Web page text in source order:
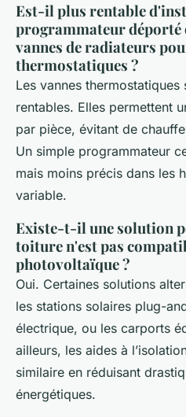
Est-il plus rentable
programmateur déporté
vannes de radiateurs
thermostatiques ?
Les vannes
rentables. Elles permettent
par pièce, évitant de
Un simple programmateur
mais moins précis dans les
variable.
Existe-t-il une solution
toiture n'est pas
photovoltaïque ?
Oui. Certaines solutions
les stations solaires plug-
électrique, ou les carports
ailleurs, les aides à
similaire en réduisant
énergétiques.